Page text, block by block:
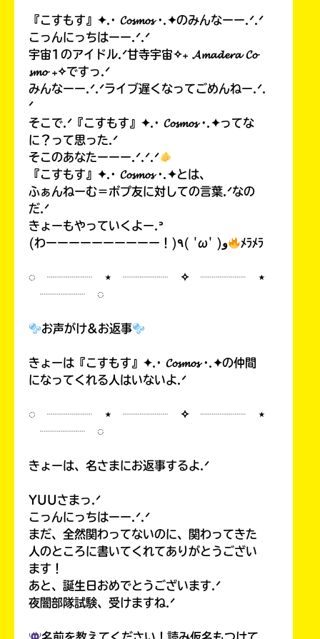
『こすもす』✦.· 𝓒𝓸𝓼𝓶𝓸𝓼 ·.✦のみんなーー.ᐟ.ᐟ
こっんにっちはーー.ᐟ.ᐟ
宇宙1のアイドル.ᐟ甘寺宇宙✧₊ 𝓐𝓶𝓪𝓭𝓮𝓻𝓪 𝓒𝓸
𝓼𝓶𝓸 ₊✧ですっ.ᐟ
みんなーー.ᐟ.ᐟライブ遅くなってごめんねー.ᐟ.
ᐟ
そこで.ᐟ『こすもす』✦.· 𝓒𝓸𝓼𝓶𝓸𝓼 ·.✦ってな
に？って思った.ᐟ
そこのあなたーーー.ᐟ.ᐟ.ᐟ
『こすもす』✦.· 𝓒𝓸𝓼𝓶𝓸𝓼 ·.✦とは、
ふぁんねーむ＝ポプ友に対しての言葉.ᐟなの
だ.ᐟ
きょーもやっていくよー.ᐣ
(わーーーーーーーーーー！)٩( 'ω' )و
ﾒﾗﾒﾗ
◌ ┈┈┈┈ ⋆ ┈┈┈┈ ✧ ┈┈┈┈ ⋆
┈┈┈┈ ◌
お声がけ&お返事
きょーは『こすもす』✦.· 𝓒𝓸𝓼𝓶𝓸𝓼 ·.✦の仲間
になってくれる人はいないよ.ᐟ
◌ ┈┈┈┈ ⋆ ┈┈┈┈ ✧ ┈┈┈┈ ⋆
┈┈┈┈ ◌
きょーは、名さまにお返事するよ.ᐟ
YUUさまっ.ᐟ
こっんにっちはーー.ᐟ.ᐟ
まだ、全然関わってないのに、関わってきた
人のところに書いてくれてありがとうござい
ます！
あと、誕生日おめでとうございます.ᐟ
夜闇部隊試験、受けますね.ᐟ